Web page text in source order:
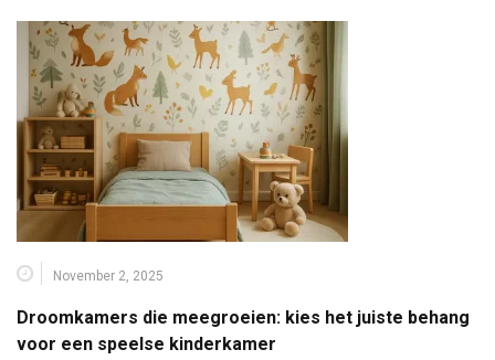
November 2, 2025
Droomkamers die meegroeien: kies het juiste behang
voor een speelse kinderkamer